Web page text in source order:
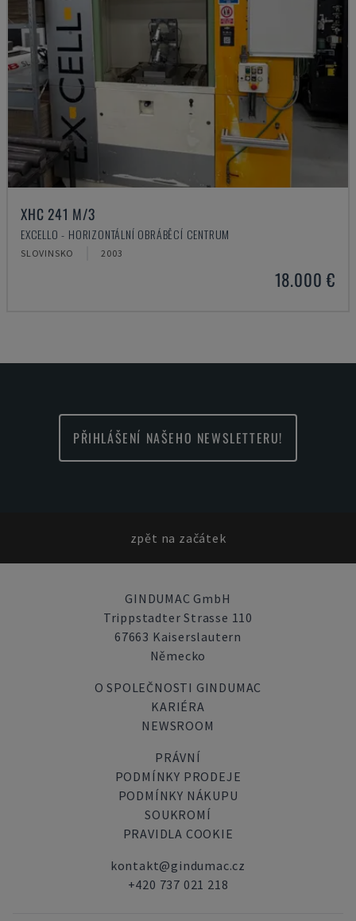
XHC 241 M/3
EXCELLO - HORIZONTÁLNÍ OBRÁBĚCÍ CENTRUM
SLOVINSKO 2003
18.000 €
PŘIHLÁŠENÍ NAŠEHO NEWSLETTERU!
zpět na začátek
GINDUMAC GmbH
Trippstadter Strasse 110
67663 Kaiserslautern
Německo
O SPOLEČNOSTI GINDUMAC
KARIÉRA
NEWSROOM
PRÁVNÍ
PODMÍNKY PRODEJE
PODMÍNKY NÁKUPU
SOUKROMÍ
PRAVIDLA COOKIE
kontakt@gindumac.cz
+420 737 021 218